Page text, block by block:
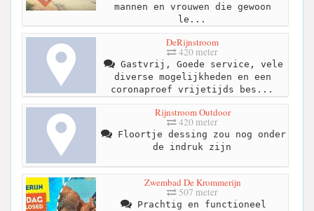
mannen en vrouwen die gewoon
le...
DeRijnstroom
420 meter
Gastvrij, Goede service, vele
diverse mogelijkheden en een
coronaproef vrijetijds bes...
Rijnstroom Outdoor
420 meter
Floortje dessing zou nog onder
de indruk zijn
Zwembad De Krommerijn
507 meter
Prachtig en functioneel